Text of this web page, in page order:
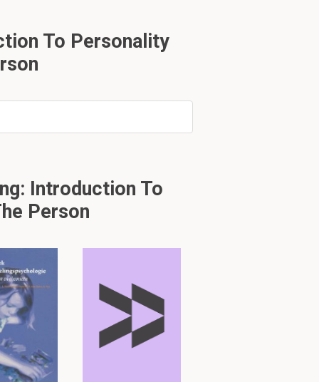
Geen
niet
sterk? -->
To Personality
Introduction To
Person